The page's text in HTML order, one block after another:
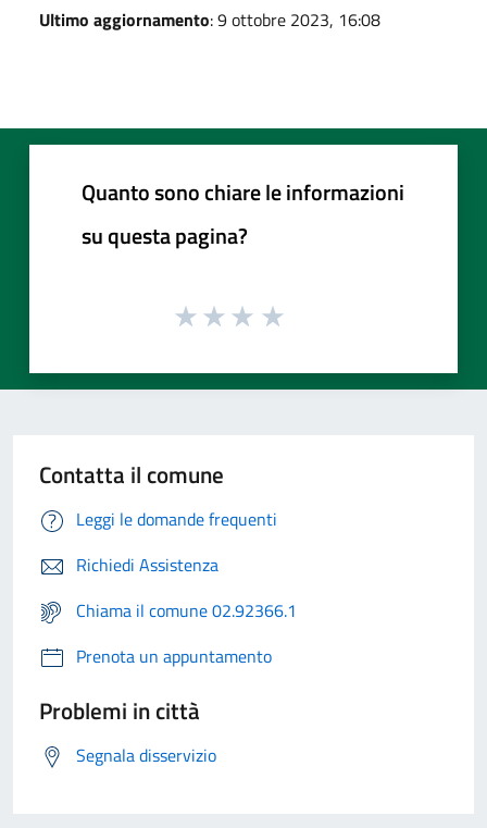
Ultimo aggiornamento: 9 ottobre 2023, 16:08
Quanto sono chiare le informazioni
su questa pagina?
Contatta il comune
Leggi le domande frequenti
Richiedi Assistenza
Chiama il comune 02.92366.1
Prenota un appuntamento
Problemi in città
Segnala disservizio